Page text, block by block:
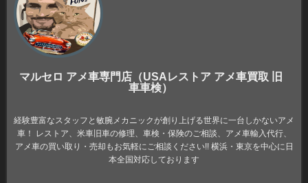
マルセロ アメ車専門店（USAレストア アメ車買取 旧
車車検）
経験豊富なスタッフと敏腕メカニックが創り上げる世界に一台しかないアメ
車！ レストア、米車旧車の修理、車検・保険のご相談、アメ車輸入代行、
アメ車の買い取り・売却もお気軽にご相談ください!! 横浜・東京を中心に日
本全国対応しております